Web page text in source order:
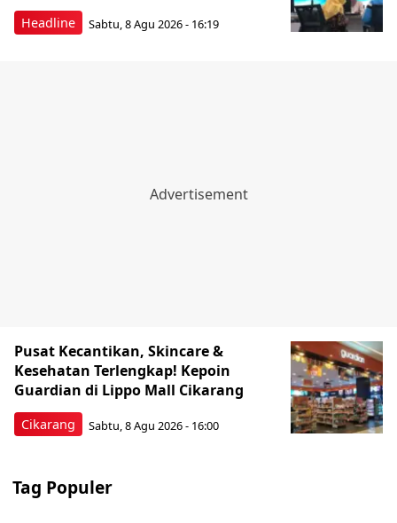
Headline Sabtu, 8 Agu 2026 - 16:19
Cikarang
Pusat Kecantikan, Skincare &
Kesehatan Terlengkap! Kepoin
Guardian di Lippo Mall Cikarang
Sabtu, 8 Agu 2026 - 16:00
Tag Populer